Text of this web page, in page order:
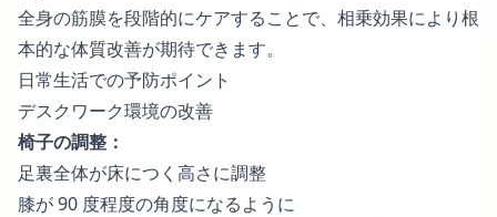
全身の筋膜を段階的にケアすることで、相乗効果により根
本的な体質改善が期待できます。
日常生活での予防ポイント
デスクワーク環境の改善
椅子の調整：
足裏全体が床につく高さに調整
膝が 90 度程度の角度になるように